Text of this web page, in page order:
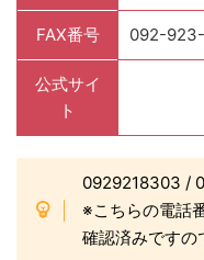
FAX番号 092-923-
公式サイ
ト
0929218303 /
※こちらの電話
確認済みですの